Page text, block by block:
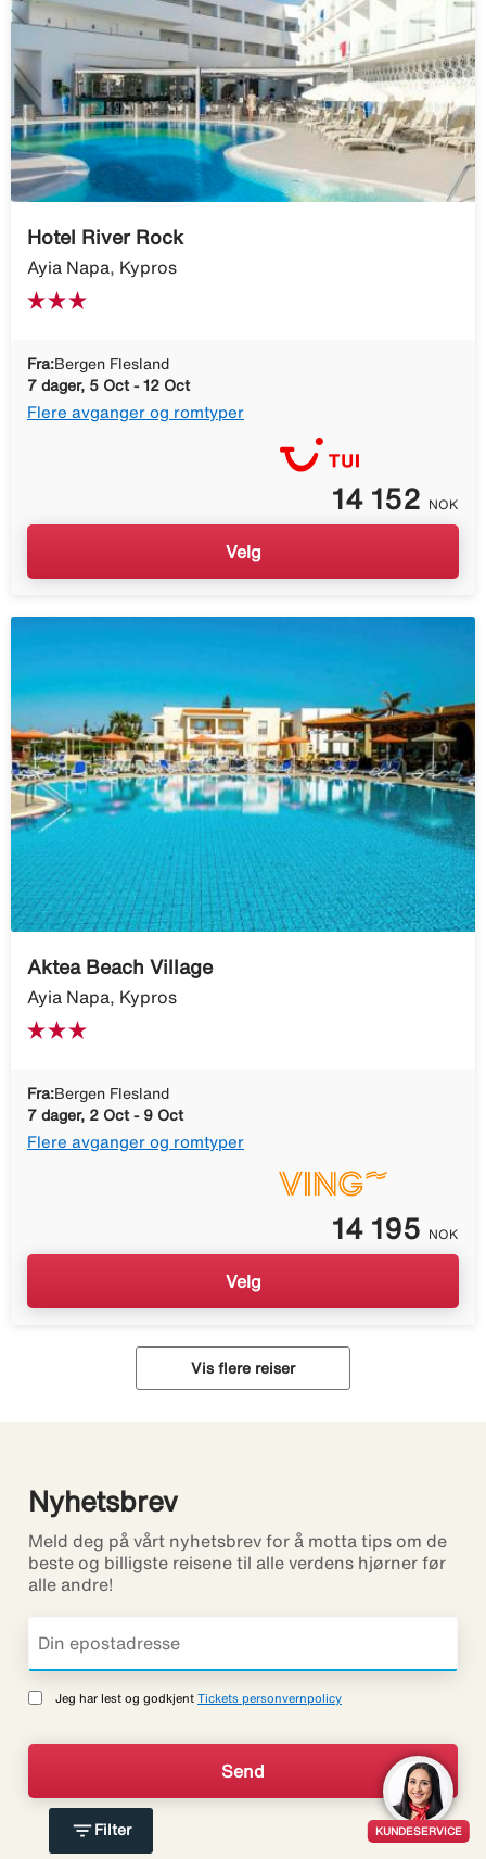
filter_list Filter
Hotel River Rock
Ayia Napa, Kypros
Fra:Bergen Flesland
7 dager, 5 Oct - 12 Oct
Flere avganger og romtyper
14 152 NOK
Velg
Aktea Beach Village
Ayia Napa, Kypros
Fra:Bergen Flesland
7 dager, 2 Oct - 9 Oct
Flere avganger og romtyper
14 195 NOK
Velg
Vis flere reiser
Nyhetsbrev
Meld deg på vårt nyhetsbrev for å motta tips om de
beste og billigste reisene til alle verdens hjørner før
alle andre!
Jeg har lest og godkjent Tickets personvernpolicy
KUNDESERVICE